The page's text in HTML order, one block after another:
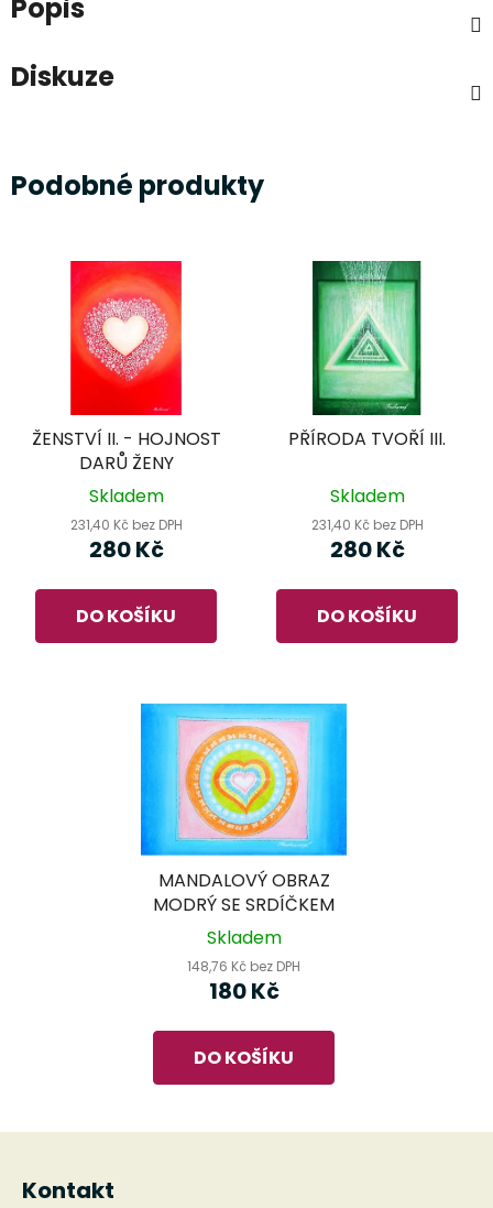
Popis
Diskuze
Podobné produkty
ŽENSTVÍ II. - HOJNOST
DARŮ ŽENY
Skladem
231,40 Kč bez DPH
280 Kč
DO KOŠÍKU
PŘÍRODA TVOŘÍ III.
Skladem
231,40 Kč bez DPH
280 Kč
DO KOŠÍKU
MANDALOVÝ OBRAZ
MODRÝ SE SRDÍČKEM
Skladem
148,76 Kč bez DPH
180 Kč
DO KOŠÍKU
Kontakt